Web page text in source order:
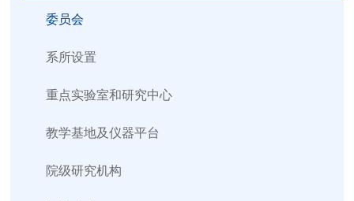
委员会
系所设置
重点实验室和研究中心
教学基地及仪器平台
院级研究机构